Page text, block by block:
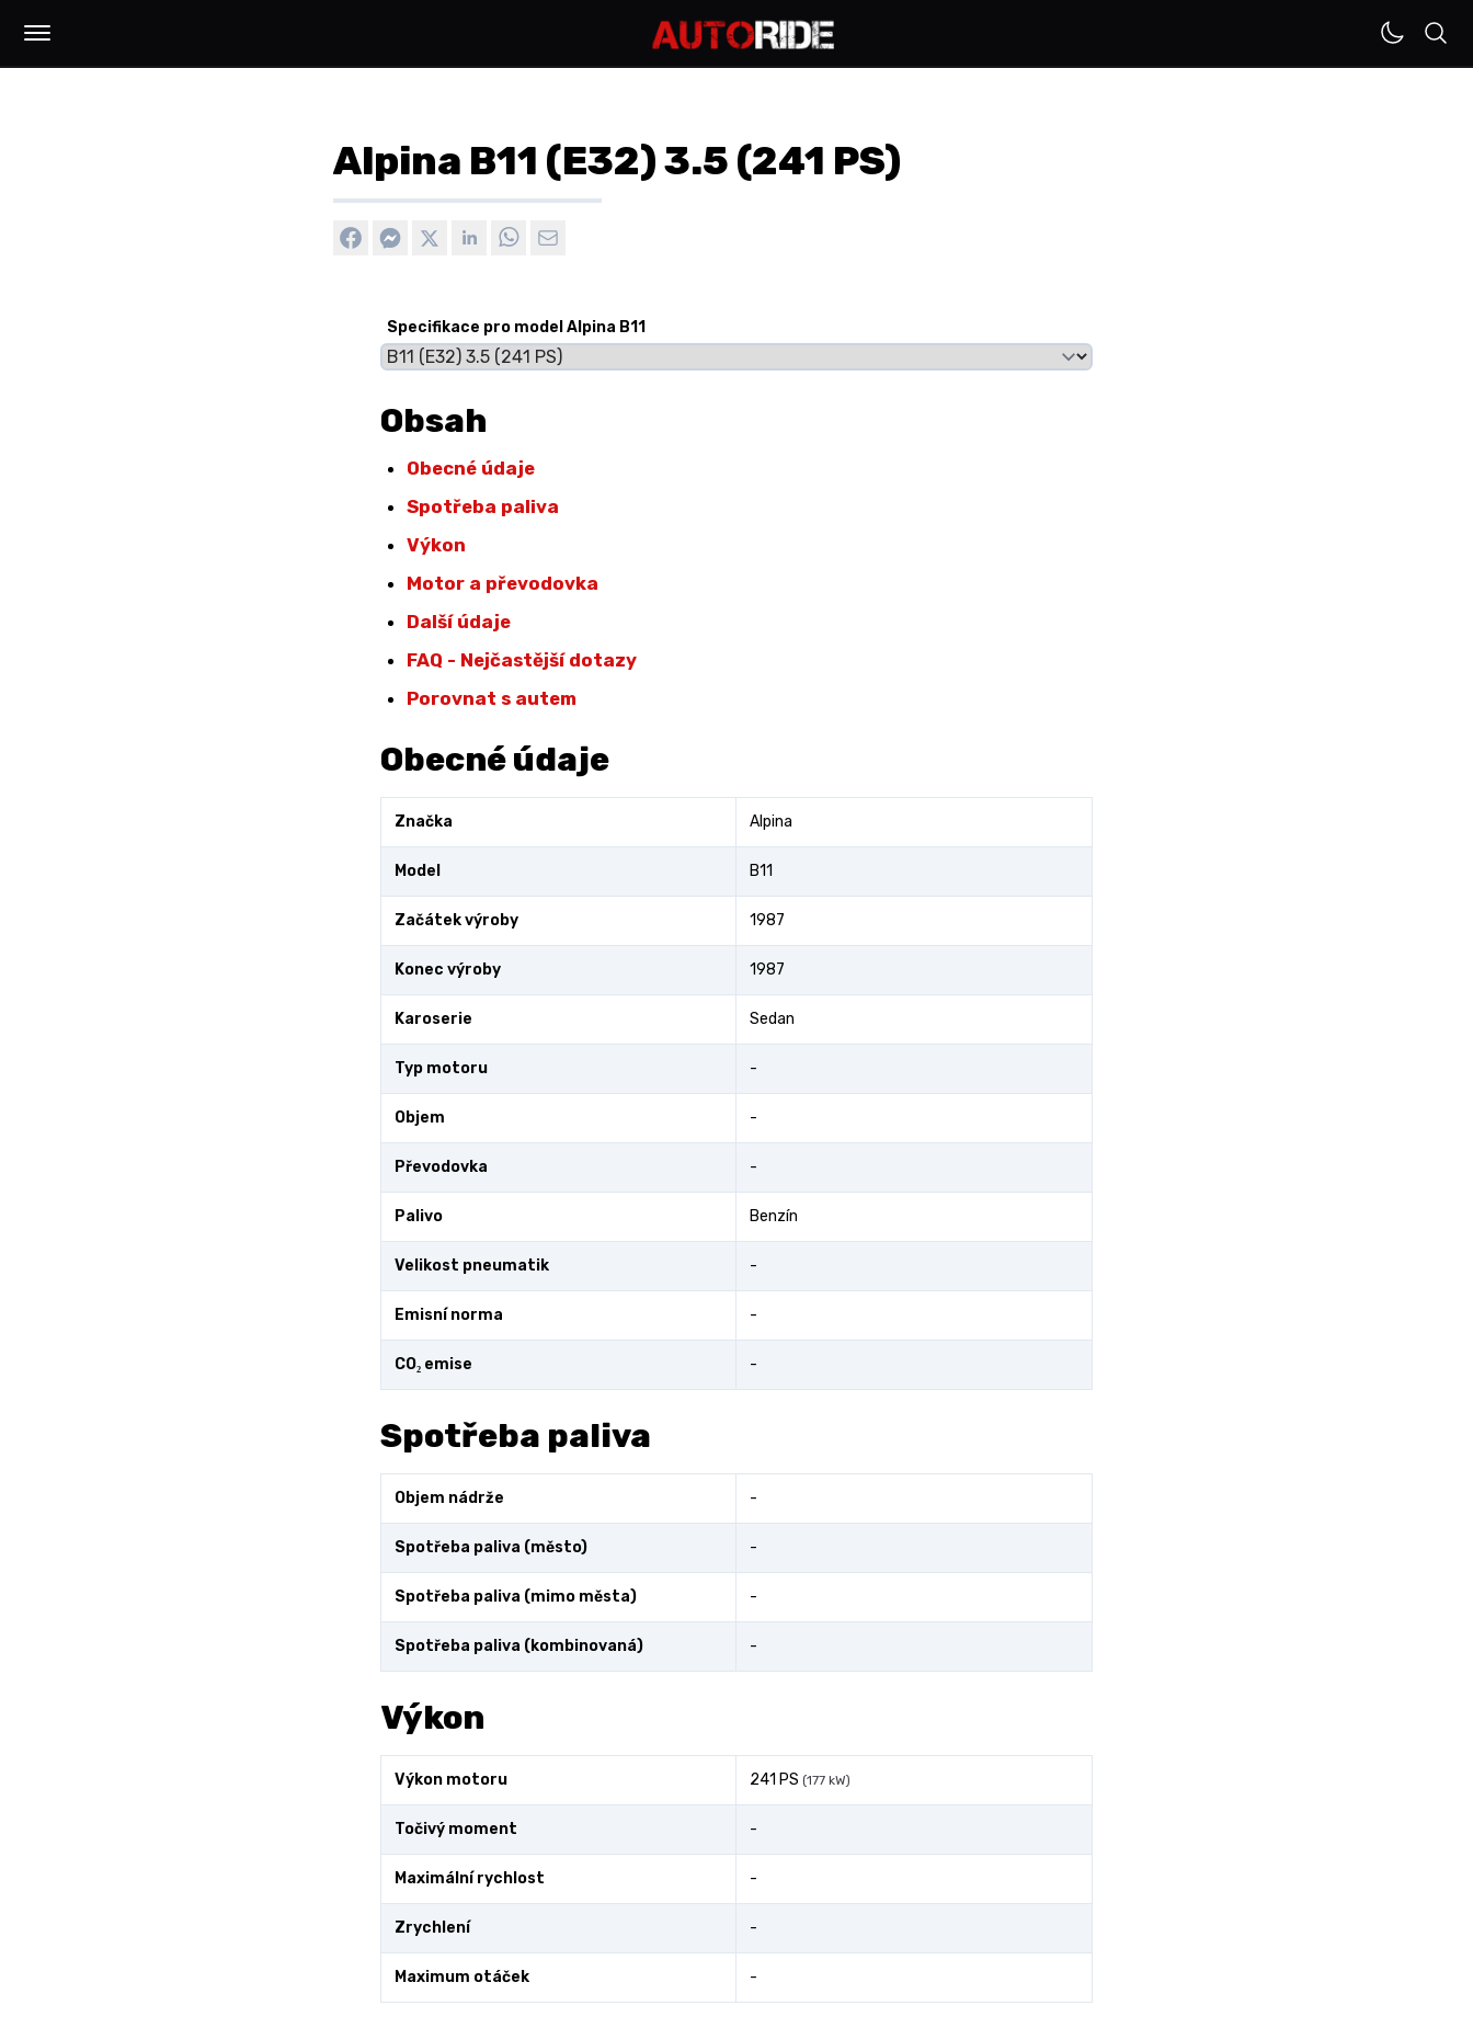
Alpina B11 (E32) 3.5 (241 PS)
Specifikace pro model Alpina B11
Obsah
Obecné údaje
Spotřeba paliva
Výkon
Motor a převodovka
Další údaje
FAQ - Nejčastější dotazy
Porovnat s autem
Obecné údaje
Značka Alpina
Model B11
Začátek výroby 1987
Konec výroby 1987
Karoserie Sedan
Typ motoru -
Objem -
Převodovka -
Palivo Benzín
Velikost pneumatik -
Emisní norma -
CO₂ emise -
Spotřeba paliva
Objem nádrže -
Spotřeba paliva (město) -
Spotřeba paliva (mimo města) -
Spotřeba paliva (kombinovaná) -
Výkon
Výkon motoru 241 PS (177 kW)
Točivý moment -
Maximální rychlost -
Zrychlení -
Maximum otáček -